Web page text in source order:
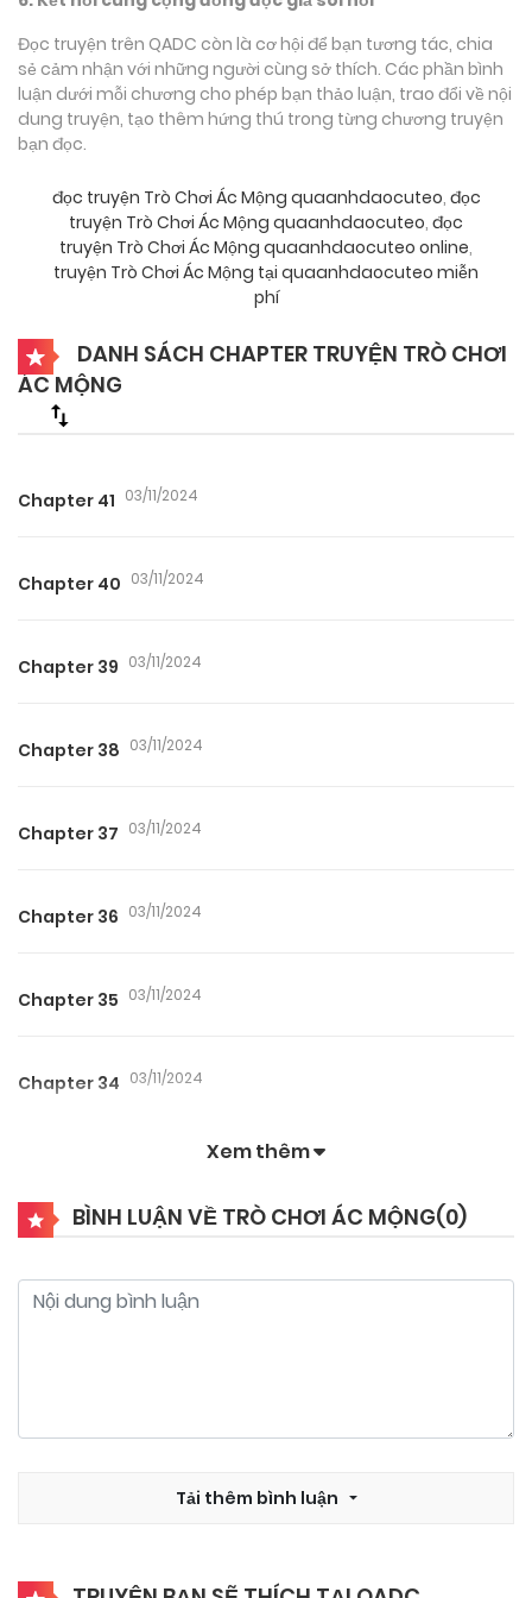
Đọc truyện trên QADC còn là cơ hội để bạn tương tác, chia
sẻ cảm nhận với những người cùng sở thích. Các phần bình
luận dưới mỗi chương cho phép bạn thảo luận, trao đổi về nội
dung truyện, tạo thêm hứng thú trong từng chương truyện
bạn đọc.
đọc truyện Trò Chơi Ác Mộng quaanhdaocuteo, đọc
truyện Trò Chơi Ác Mộng quaanhdaocuteo, đọc
truyện Trò Chơi Ác Mộng quaanhdaocuteo online,
truyện Trò Chơi Ác Mộng tại quaanhdaocuteo miễn
phí
DANH SÁCH CHAPTER TRUYỆN TRÒ CHƠI
ÁC MỘNG
Chapter 41 03/11/2024
Chapter 40 03/11/2024
Chapter 39 03/11/2024
Chapter 38 03/11/2024
Chapter 37 03/11/2024
Chapter 36 03/11/2024
Chapter 35 03/11/2024
Chapter 34 03/11/2024
03/11/2024
Chapter 28
Xem thêm
BÌNH LUẬN VỀ TRÒ CHƠI ÁC MỘNG(0)
Tải thêm bình luận